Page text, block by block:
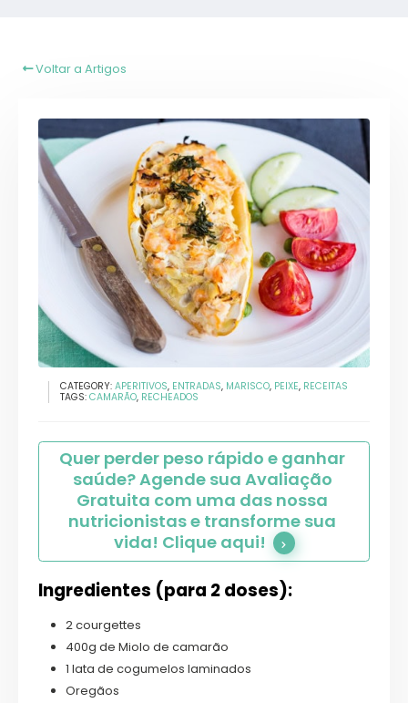
Voltar a Artigos
CATEGORY: APERITIVOS, ENTRADAS, MARISCO, PEIXE, RECEITAS
TAGS: CAMARÃO, RECHEADOS
Quer perder peso rápido e ganhar
saúde? Agende sua Avaliação
Gratuita com uma das nossa
nutricionistas e transforme sua
vida! Clique aqui!
Ingredientes (para 2 doses):
2 courgettes
400g de Miolo de camarão
1 lata de cogumelos laminados
Oregãos